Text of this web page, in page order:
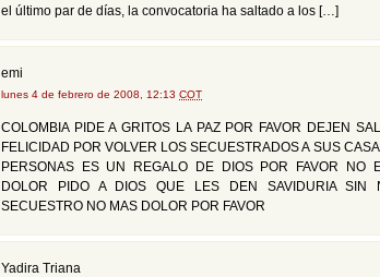
el último par de días, la convocatoria ha saltado a los […]
emi
lunes 4 de febrero de 2008, 12:13 COT
COLOMBIA PIDE A GRITOS LA PAZ POR FAVOR DEJEN
FELICIDAD POR VOLVER LOS SECUESTRADOS A SUS
PERSONAS ES UN REGALO DE DIOS POR FAVOR NO
DOLOR PIDO A DIOS QUE LES DEN SAVIDURIA SIN
SECUESTRO NO MAS DOLOR POR FAVOR
Yadira Triana